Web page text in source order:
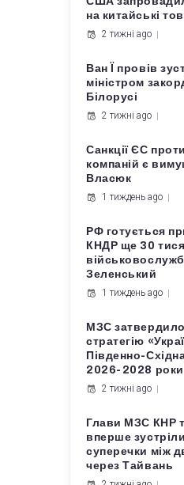
на китайські
2 тижні ago
Ван Ї провів
міністром
Білорусі
2 тижні ago
Санкції ЄС
компаній є
Власюк
1 тиждень ago
РФ готується
КНДР ще 30
Зеленський
1 тиждень ago
МЗС
стратегію
Південно-
2026-2028 роки
2 тижні ago
Глави МЗС КНР
вперше
суперечки між
через Тайвань